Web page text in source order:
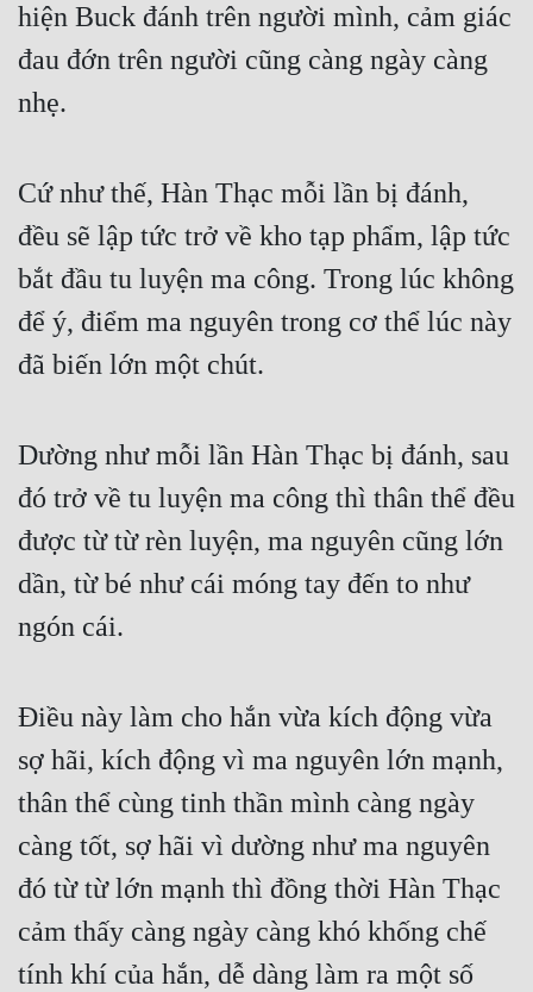
hiện Buck đánh trên người mình, cảm giác
đau đớn trên người cũng càng ngày càng
nhẹ.
Cứ như thế, Hàn Thạc mỗi lần bị đánh,
đều sẽ lập tức trở về kho tạp phẩm, lập tức
bắt đầu tu luyện ma công. Trong lúc không
để ý, điểm ma nguyên trong cơ thể lúc này
đã biến lớn một chút.
Dường như mỗi lần Hàn Thạc bị đánh, sau
đó trở về tu luyện ma công thì thân thể đều
được từ từ rèn luyện, ma nguyên cũng lớn
dần, từ bé như cái móng tay đến to như
ngón cái.
Điều này làm cho hắn vừa kích động vừa
sợ hãi, kích động vì ma nguyên lớn mạnh,
thân thể cùng tinh thần mình càng ngày
càng tốt, sợ hãi vì dường như ma nguyên
đó từ từ lớn mạnh thì đồng thời Hàn Thạc
cảm thấy càng ngày càng khó khống chế
tính khí của hắn, dễ dàng làm ra một số